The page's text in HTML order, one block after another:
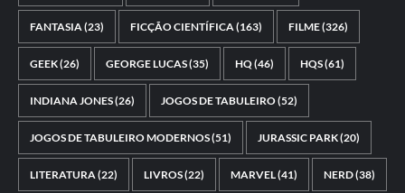
FANTASIA(23) FICÇÃO CIENTÍFICA(163) FILME(326)
GEEK(26) GEORGE LUCAS(35) HQ(46) HQS(61)
INDIANA JONES(26) JOGOS DE TABULEIRO(52)
JOGOS DE TABULEIRO MODERNOS(51) JURASSIC PARK(20)
LITERATURA(22) LIVROS(22) MARVEL(41) NERD(38)